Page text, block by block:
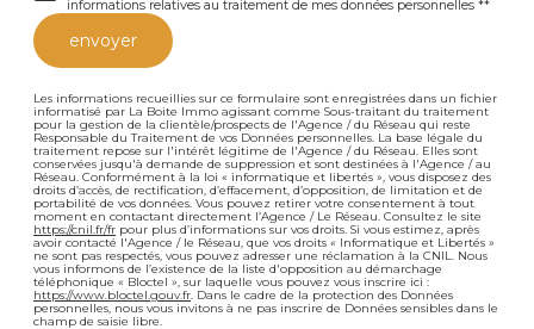
informations relatives au traitement de mes données personnelles **
envoyer
Les informations recueillies sur ce formulaire sont enregistrées dans un fichier
informatisé par La Boite Immo agissant comme Sous-traitant du traitement
pour la gestion de la clientèle/prospects de l'Agence / du Réseau qui reste
Responsable du Traitement de vos Données personnelles. La base légale du
traitement repose sur l'intérêt légitime de l'Agence / du Réseau. Elles sont
conservées jusqu'à demande de suppression et sont destinées à l'Agence / au
Réseau. Conformément à la loi « informatique et libertés », vous disposez des
droits d’accès, de rectification, d’effacement, d’opposition, de limitation et de
portabilité de vos données. Vous pouvez retirer votre consentement à tout
moment en contactant directement l’Agence / Le Réseau. Consultez le site
https://cnil.fr/fr pour plus d’informations sur vos droits. Si vous estimez, après
avoir contacté l'Agence / le Réseau, que vos droits « Informatique et Libertés »
ne sont pas respectés, vous pouvez adresser une réclamation à la CNIL. Nous
vous informons de l’existence de la liste d'opposition au démarchage
téléphonique « Bloctel », sur laquelle vous pouvez vous inscrire ici :
https://www.bloctel.gouv.fr . Dans le cadre de la protection des Données
personnelles, nous vous invitons à ne pas inscrire de Données sensibles dans le
champ de saisie libre.